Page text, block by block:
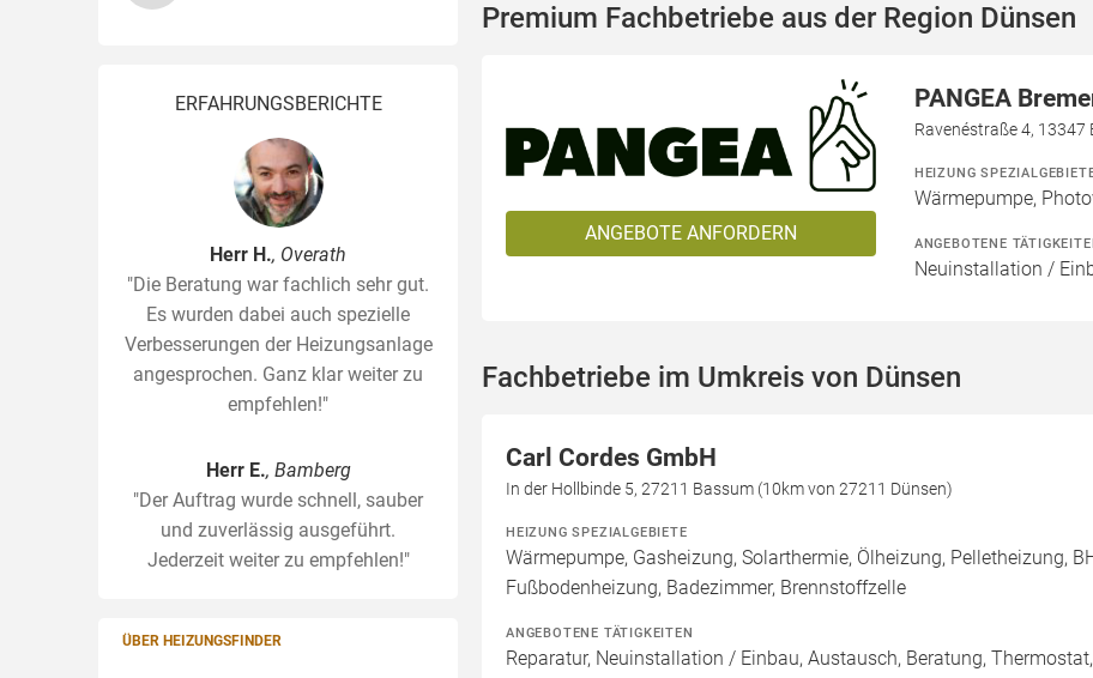
ERFAHRUNGSBERICHTE
Herr H., Overath
"Die Beratung war fachlich sehr gut.
Es wurden dabei auch spezielle
Verbesserungen der Heizungsanlage
angesprochen. Ganz klar weiter zu
empfehlen!"
Herr E., Bamberg
"Der Auftrag wurde schnell, sauber
und zuverlässig ausgeführt.
Jederzeit weiter zu empfehlen!"
ÜBER HEIZUNGSFINDER
Premium Fachbetriebe aus der Region Dünsen
ANGEBOTE ANFORDERN
PANGEA
Ravenéstraße 4, 13347
HEIZUNG
Wärmepumpe,
ANGEBOTENE
Neuinstallation /
Fachbetriebe im Umkreis von Dünsen
Carl Cordes GmbH
In der Hollbinde 5, 27211 Bassum (10km von 27211 Dünsen)
HEIZUNG SPEZIALGEBIETE
Wärmepumpe, Gasheizung, Solarthermie, Ölheizung, Pelletheizung,
Fußbodenheizung, Badezimmer, Brennstoffzelle
ANGEBOTENE TÄTIGKEITEN
Reparatur, Neuinstallation / Einbau, Austausch, Beratung,